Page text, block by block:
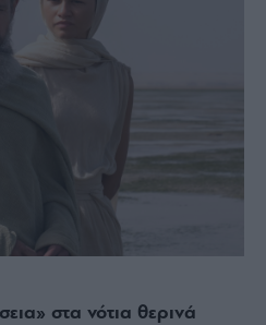
στα νότια θερινά